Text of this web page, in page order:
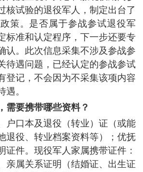
核试验的退役军人，制定出台了
策。是否属于参战参试退役军
标准和认定程序，下一步还要专
认。此次信息采集不涉及参战参
待遇问题，已经认定的参战参试
登记，不会因为不采集该项内容
遇。
需要携带哪些资料？
户口本及退役（转业）证（或能
退役、转业档案资料等）；优抚
证件。现役军人家属携带证件：
亲属关系证明（结婚证、出生证